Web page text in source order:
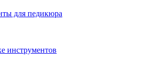
для педикюра
инструментов